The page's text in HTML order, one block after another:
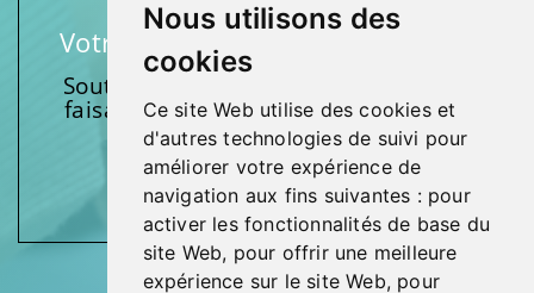
Nous utilisons des
cookies
Ce site Web utilise des cookies et
d'autres technologies de suivi pour
améliorer votre expérience de
navigation aux fins suivantes : pour
activer les fonctionnalités de base du
site Web, pour offrir une meilleure
expérience sur le site Web, pour
Votre soutien fait une différence
Soutenez l’une de nos fondations en
faisant un don et en participant aux
activités.
Donnez généreusement!